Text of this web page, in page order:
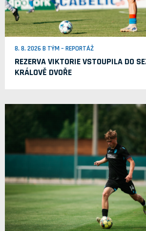
8. 8. 2026 B TÝM – REPORTÁŽ
REZERVA VIKTORIE VSTOUPILA DO
KRÁLOVĚ DVOŘE